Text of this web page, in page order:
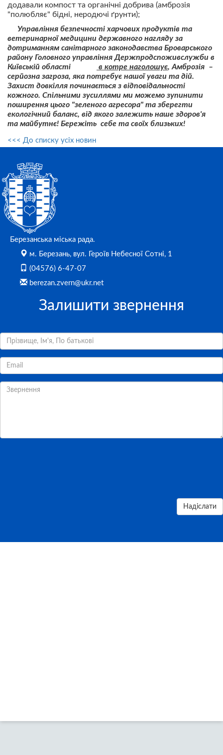
додавали компост та органічні добрива (амброзія
"полюбляє" бідні, неродючі ґрунти);
Управління безпечності харчових продуктів та
ветеринарної медицини державного нагляду за
дотриманням санітарного законодавства Броварського
району Головного управління Держпродспоживслужби в
Київській області
в котре наголошує, Амброзія –
серйозна загроза, яка потребує нашої уваги та дій.
Захист довкілля починається з відповідальності
кожного. Спільними зусиллями ми можемо зупинити
поширення цього "зеленого агресора" та зберегти
екологічний баланс, від якого залежить наше здоров'я
та майбутнє! Бережіть себе та своїх близьких!
<<< До списку усіх новин
Березанська міська рада.
м. Березань, вул. Героїв Небесної Сотні, 1
(04576) 6-47-07
berezan.zvern@ukr.net
Залишити звернення
Надіслати